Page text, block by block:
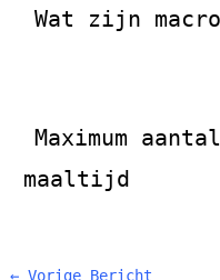
Wat zijn
Maximum
maaltijd
← Vorige Bericht